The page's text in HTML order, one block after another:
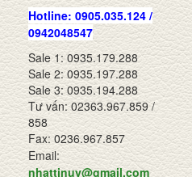
Hotline: 0905.035.124 /
0942048547
Sale 1: 0935.179.288
Sale 2: 0935.197.288
Sale 3: 0935.194.288
Tư vấn: 02363.967.859 /
858
Fax: 0236.967.857
Email:
nhattinuy@gmail.com